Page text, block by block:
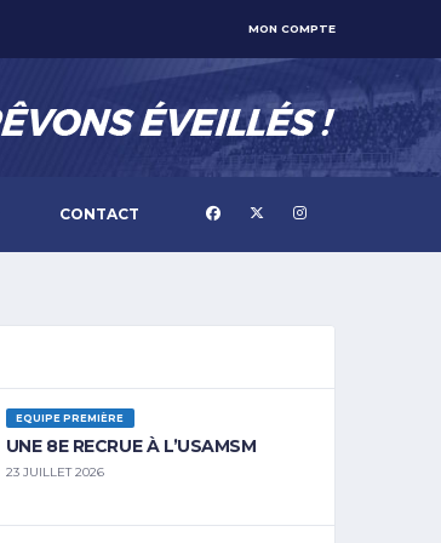
MON COMPTE
CONTACT
EQUIPE PREMIÈRE
UNE 8E RECRUE À L’USAMSM
23 JUILLET 2026